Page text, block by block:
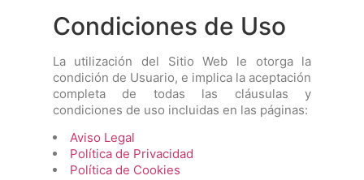
Condiciones de Uso
La utilización del Sitio Web le otorga la
condición de Usuario, e implica la aceptación
completa de todas las cláusulas y
condiciones de uso incluidas en las páginas:
Aviso Legal
Política de Privacidad
Política de Cookies